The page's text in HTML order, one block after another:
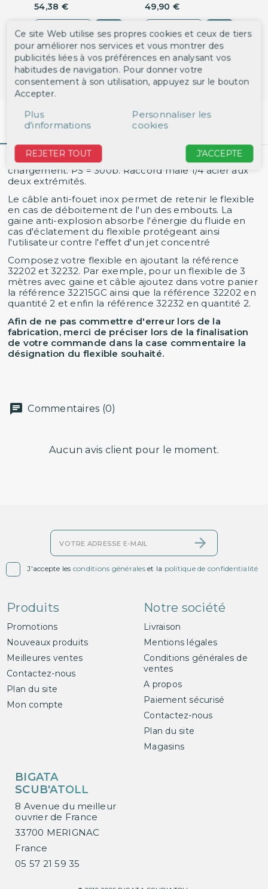
54,38 €
DÉTAIL
49,90 €
DÉTAIL
‹ ›
Flexible 1 mètre pour équiper les stations de
chargement. PS = 300b. Raccord mâle 1/4 acier aux
deux extrémités.
Le câble anti-fouet inox permet de retenir le flexible
en cas de déboitement de l'un des embouts. La
gaine anti-explosion absorbe l'énergie du fluide en
cas d'éclatement du flexible protégeant ainsi
l'utilisateur contre l'effet d'un jet concentré
Composez votre flexible en ajoutant la référence
32202 et 32232. Par exemple, pour un flexible de 3
mètres avec gaine et câble ajoutez dans votre panier
la référence 32215GC ainsi que la référence 32202 en
quantité 2 et enfin la référence 32232 en quantité 2.
Afin de ne pas commettre d'erreur lors de la
fabrication, merci de préciser lors de la finalisation
de votre commande dans la case commentaire la
désignation du flexible souhaité.
Commentaires (0)
Aucun avis client pour le moment.
J'accepte les conditions généraleset la politique de confidentialité
Produits
Promotions
Nouveaux produits
Meilleures ventes
Contactez-nous
Plan du site
Mon compte
Notre société
Livraison
Mentions légales
Conditions générales de
ventes
A propos
Paiement sécurisé
Contactez-nous
Plan du site
Magasins
BIGATA
SCUB'ATOLL
8 Avenue du meilleur
ouvrier de France
33700 MERIGNAC
France
05 57 21 59 35
Ce site Web utilise ses propres cookies et ceux de tiers
pour améliorer nos services et vous montrer des
publicités liées à vos préférences en analysant vos
habitudes de navigation. Pour donner votre
consentement à son utilisation, appuyez sur le bouton
Accepter.
Plus
d'informations
Personnaliser les
cookies
REJETER TOUT J'ACCEPTE